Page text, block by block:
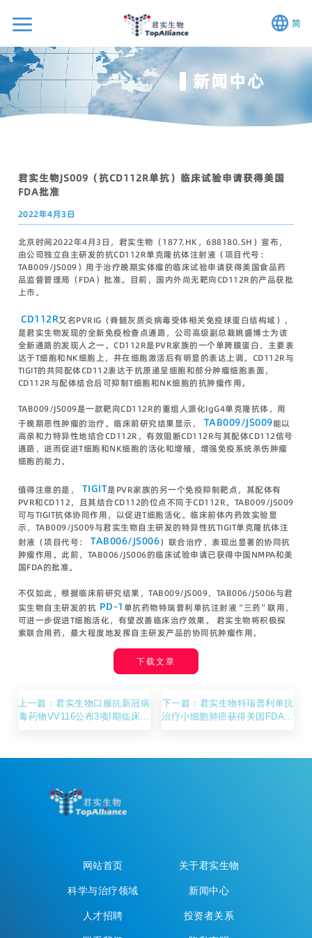
简
新闻中心
君实生物JS009（抗CD112R单抗）临床试验申请获得美国
FDA批准
2022年4月3日
下载文章
北京时间2022年4月3日，君实生物（1877.HK，688180.SH）宣布，
由公司独立自主研发的抗CD112R单克隆抗体注射液（项目代号：
TAB009/JS009）用于治疗晚期实体瘤的临床试验申请获得美国食品药
品监督管理局（FDA）批准。目前，国内外尚无靶向CD112R的产品获批
上市。
CD112R又名PVRIG（脊髓灰质炎病毒受体相关免疫球蛋白结构域），
是君实生物发现的全新免疫检查点通路，公司高级副总裁姚盛博士为该
全新通路的发现人之一。CD112R是PVR家族的一个单跨膜蛋白，主要表
达于T细胞和NK细胞上，并在细胞激活后有明显的表达上调。CD112R与
TIGIT的共同配体CD112表达于抗原递呈细胞和部分肿瘤细胞表面，
CD112R与配体结合后可抑制T细胞和NK细胞的抗肿瘤作用。
TAB009/JS009是一款靶向CD112R的重组人源化IgG4单克隆抗体，用
于晚期恶性肿瘤的治疗。临床前研究结果显示，
TAB009/JS009能以
高亲和力特异性地结合CD112R，有效阻断CD112R与其配体CD112信号
通路，进而促进T细胞和NK细胞的活化和增殖，增强免疫系统杀伤肿瘤
细胞的能力。
值得注意的是， TIGIT是PVR家族的另一个免疫抑制靶点，其配体有
PVR和CD112，且其结合CD112的位点不同于CD112R。TAB009/JS009
可与TIGIT抗体协同作用，以促进T细胞活化。临床前体内药效实验显
示，TAB009/JS009与君实生物自主研发的特异性抗TIGIT单克隆抗体注
射液（项目代号：
TAB006/JS006）联合治疗，表现出显著的协同抗
肿瘤作用。此前，TAB006/JS006的临床试验申请已获得中国NMPA和美
国FDA的批准。
不仅如此，根据临床前研究结果，TAB009/JS009、TAB006/JS006与君
实生物自主研发的抗 PD-1单抗药物特瑞普利单抗注射液“三药”联用，
可进一步促进T细胞活化，有望改善临床治疗效果。 君实生物将积极探
索联合用药，最大程度地发挥自主研发产品的协同抗肿瘤作用。
上一篇：君实生物口服抗新冠病
毒药物VV116公布3项I期临床数
下一篇：君实生物特瑞普利单抗
治疗小细胞肺癌获得美国FDA孤
网站首页
关于君实生物
科学与治疗领域
新闻中心
人才招聘
投资者关系